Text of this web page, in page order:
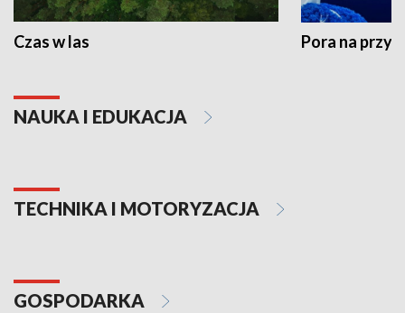
Czas w las Pora na
NAUKA I EDUKACJA
TECHNIKA I MOTORYZACJA
GOSPODARKA